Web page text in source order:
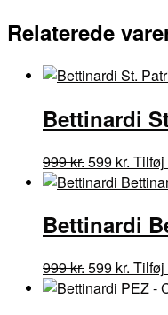
antal
Relaterede
Bettinardi
999kr.Den
oprindelige
var:
999 kr..
599 kr. Den
er:
599
Tilføj
Bettinardi
999kr.Den
oprindelige
599 kr. Den
Tilføj